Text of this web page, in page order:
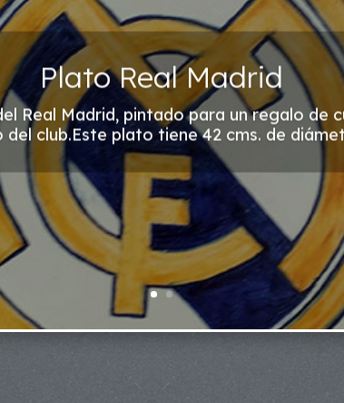
Plato Real Madrid
Real Madrid, pintado para un regalo de
del club.Este plato tiene 42 cms. de